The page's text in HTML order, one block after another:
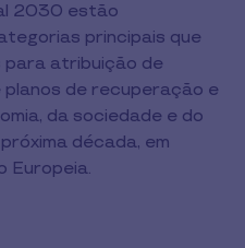
2030 estão
principais que
para atribuição de
de recuperação e
da sociedade e do
década, em
Europeia.